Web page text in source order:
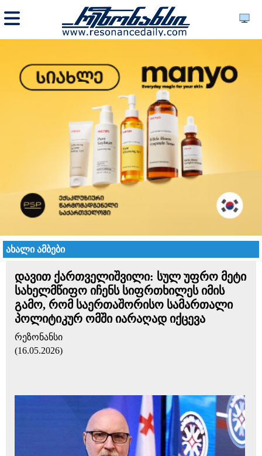
ახალი ამბები
დავით ქართველიშვილი: სულ უფრო მეტი
სახელმწიფო იჩენს სიფრთხილეს იმის
გამო, რომ საერთაშორისო სამართალი
პოლიტიკურ ომში იარაღად იქცევა
რეზონანსი
(16.05.2026)